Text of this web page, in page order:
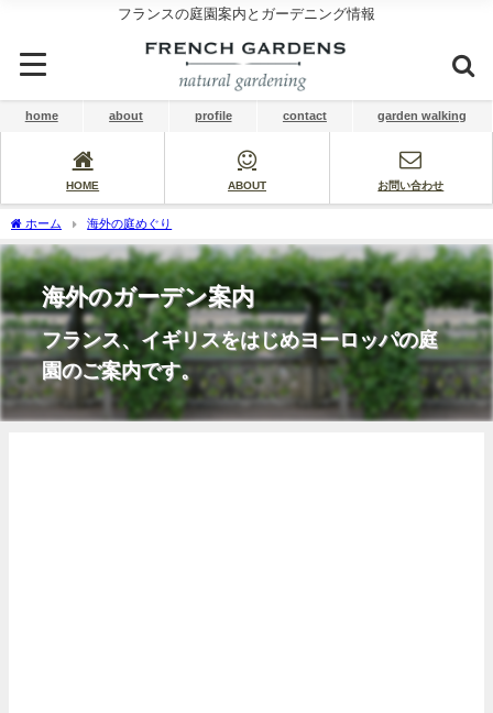
フランスの庭園案内とガーデニング情報
home about profile contact garden walking
HOME ABOUT お問い合わせ
ホーム 海外の庭めぐり
海外のガーデン案内
フランス、イギリスをはじめヨーロッパの庭
園のご案内です。